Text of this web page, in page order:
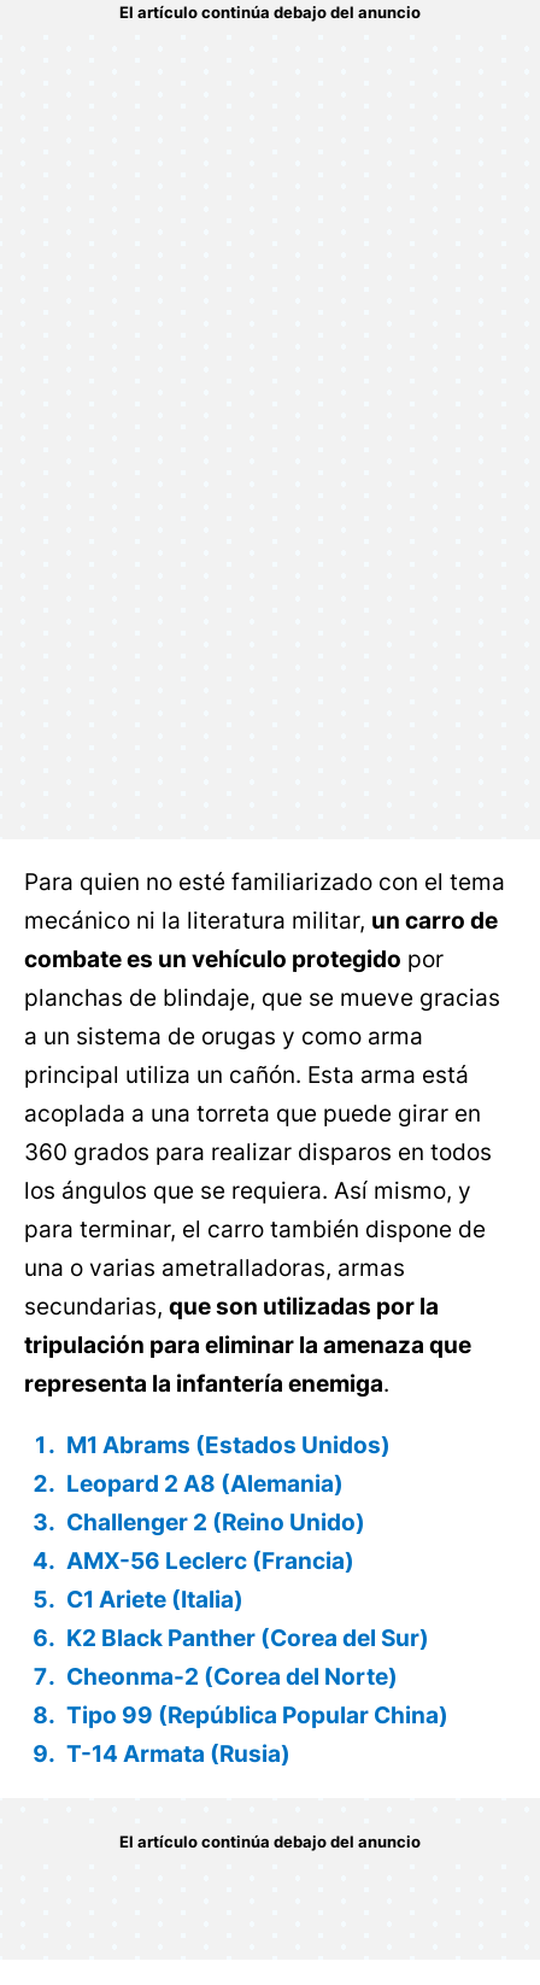
Para quien no esté familiarizado con el tema
mecánico ni la literatura militar, un carro de
combate es un vehículo protegido por
planchas de blindaje, que se mueve gracias
a un sistema de orugas y como arma
principal utiliza un cañón. Esta arma está
acoplada a una torreta que puede girar en
360 grados para realizar disparos en todos
los ángulos que se requiera. Así mismo, y
para terminar, el carro también dispone de
una o varias ametralladoras, armas
secundarias, que son utilizadas por la
tripulación para eliminar la amenaza que
representa la infantería enemiga.
M1 Abrams (Estados Unidos)
Leopard 2 A8 (Alemania)
Challenger 2 (Reino Unido)
AMX-56 Leclerc (Francia)
C1 Ariete (Italia)
K2 Black Panther (Corea del Sur)
Cheonma-2 (Corea del Norte)
Tipo 99 (República Popular China)
T-14 Armata (Rusia)